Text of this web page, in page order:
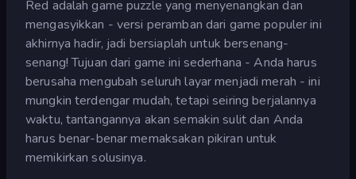
Red adalah game puzzle yang menyenangkan dan
mengasyikkan - versi peramban dari game populer ini
akhirnya hadir, jadi bersiaplah untuk bersenang-
senang! Tujuan dari game ini sederhana - Anda harus
berusaha mengubah seluruh layar menjadi merah - ini
mungkin terdengar mudah, tetapi seiring berjalannya
waktu, tantangannya akan semakin sulit dan Anda
harus benar-benar memaksakan pikiran untuk
memikirkan solusinya.